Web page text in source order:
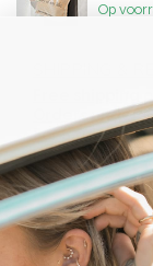
Op
Free shipping
Orders under
For a full
please visit